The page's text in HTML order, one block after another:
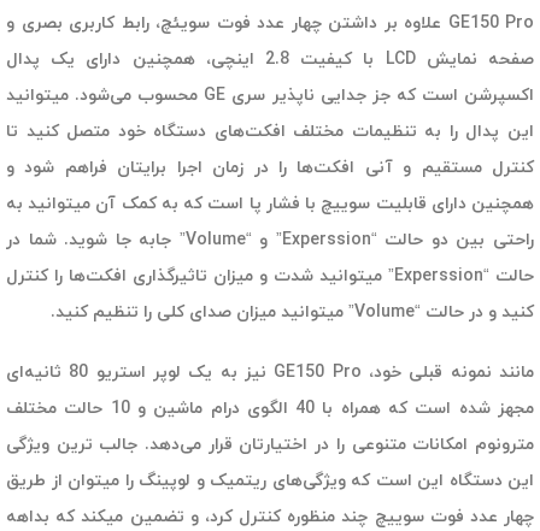
GE150 Pro علاوه بر داشتن چهار عدد فوت سویئچ، رابط کاربری بصری و
صفحه نمایش LCD با کیفیت 2.8 اینچی، همچنین دارای یک پدال
اکسپرشن است که جز جدایی ناپذیر سری GE محسوب می‌شود. میتوانید
این پدال را به تنظیمات مختلف افکت‌های دستگاه خود متصل کنید تا
کنترل مستقیم و آنی افکت‌ها را در زمان اجرا برایتان فراهم شود و
همچنین دارای قابلیت سوییچ با فشار پا است که به کمک آن میتوانید به
راحتی بین دو حالت “Experssion” و “Volume” جابه جا شوید. شما در
حالت “Experssion” میتوانید شدت و میزان تاثیرگذاری افکت‌ها را کنترل
کنید و در حالت “Volume” میتوانید میزان صدای کلی را تنظیم کنید.
مانند نمونه قبلی خود، GE150 Pro نیز به یک لوپر استریو 80 ثانیه‌ای
مجهز شده است که همراه با 40 الگوی درام ماشین و 10 حالت مختلف
مترونوم امکانات متنوعی را در اختیارتان قرار می‌دهد. جالب ترین ویژگی
این دستگاه این است که ویژگی‌های ریتمیک و لوپینگ را میتوان از طریق
چهار عدد فوت سوییچ چند منظوره کنترل کرد، و تضمین میکند که بداهه